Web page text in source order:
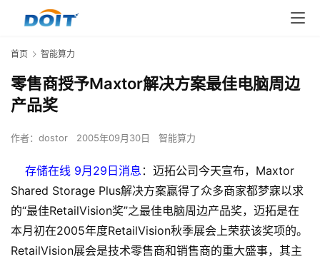
首页 智能算力
零售商授予Maxtor解决方案最佳电脑周边
产品奖
作者： dostor 2005年09月30日 智能算力
存储在线 9月29日消息 ：迈拓公司今天宣布，Maxtor
Shared Storage Plus解决方案赢得了众多商家都梦寐以求
的“最佳RetailVision奖”之最佳电脑周边产品奖，迈拓是在
本月初在2005年度RetailVision秋季展会上荣获该奖项的。
RetailVision展会是技术零售商和销售商的重大盛事，其主